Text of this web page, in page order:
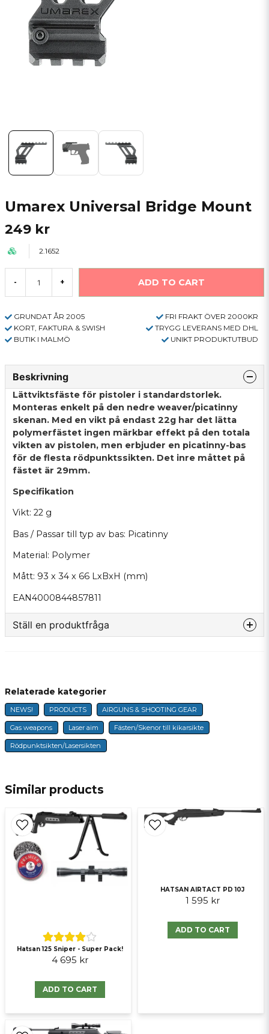
Umarex Universal Bridge Mount
249 kr
2.1652
- + ADD TO CART
GRUNDAT ÅR 2005
FRI FRAKT ÖVER 2000KR
KORT, FAKTURA & SWISH
TRYGG LEVERANS MED DHL
BUTIK I MALMÖ
UNIKT PRODUKTUTBUD
Beskrivning
Lättviktsfäste för pistoler i standardstorlek.
Monteras enkelt på den nedre weaver/picatinny
skenan. Med en vikt på endast 22g har det lätta
polymerfästet ingen märkbar effekt på den totala
vikten av pistolen, men erbjuder en picatinny-bas
för de flesta rödpunktssikten. Det inre måttet på
fästet är 29mm.
Specifikation
Vikt: 22 g
Bas / Passar till typ av bas: Picatinny
Material: Polymer
Mått: 93 x 34 x 66 LxBxH (mm)
EAN4000844857811
Ställ en produktfråga
name
Name
Ja, ni får publicera min fråga
Similar products
Hatsan 125 Sniper - Super Pack!
4 695 kr
ADD TO CART
HATSAN AIRTACT PD 10J
1 595 kr
ADD TO CART
Relaterade kategorier
NEWS! PRODUCTS AIRGUNS & SHOOTING GEAR
Gas weapons Laser aim Fästen/Skenor till kikarsikte
Rödpunktsikten/Lasersikten